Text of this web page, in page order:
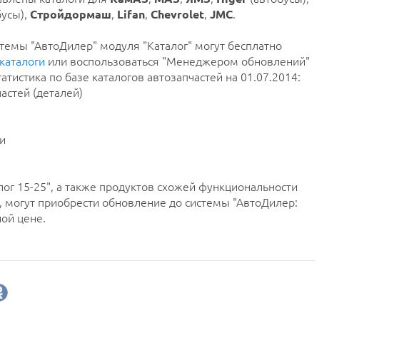
Стройдормаш, Lifan, Chevrolet, JMC.
"АвтоДилер" модуля "Каталог" могут бесплатно
или воспользоваться "Менеджером обновлений"
по базе каталогов автозапчастей на 01.07.2014:
(деталей)
15-25", а также продуктов схожей функциональности
могут приобрести обновление до системы "АвтоДилер:
цене.